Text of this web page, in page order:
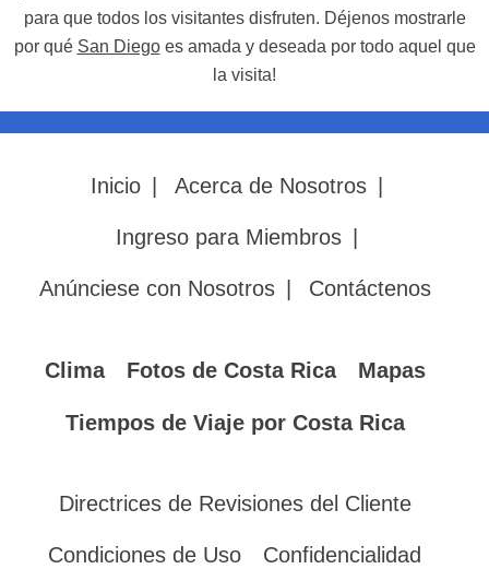
para que todos los visitantes disfruten. Déjenos mostrarle
por qué San Diegoes amada y deseada por todo aquel que
la visita!
Inicio Acerca de Nosotros
Ingreso para Miembros
Anúnciese con Nosotros Contáctenos
Clima Fotos de Costa Rica Mapas
Tiempos de Viaje por Costa Rica
Directrices de Revisiones del Cliente
Condiciones de Uso Confidencialidad